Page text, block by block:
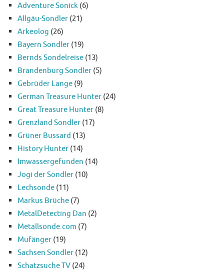
Adventure Sonick (6)
Allgäu-Sondler (21)
Arkeolog (26)
Bayern Sondler (19)
Bernds Sondelreise (13)
Brandenburg Sondler (5)
Gebrüder Lange (9)
German Treasure Hunter (24)
Great Treasure Hunter (8)
Grenzland Sondler (17)
Grüner Bussard (13)
History Hunter (14)
Imwassergefunden (14)
Jogi der Sondler (10)
Lechsonde (11)
Markus Brüche (7)
MetalDetecting Dan (2)
Metallsonde.com (7)
Mufänger (19)
Sachsen Sondler (12)
Schatzsuche TV (24)